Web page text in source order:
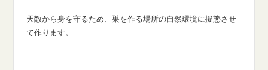
天敵から身を守るため、巣を作る場所の自然環境に擬態させ
て作ります。